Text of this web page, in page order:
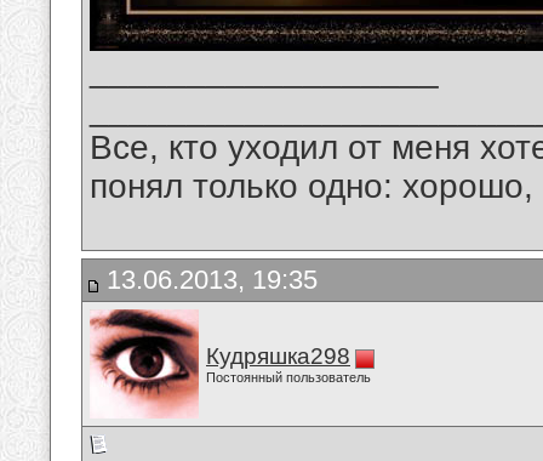
Все, кто уходил от меня
понял только одно:
13.06.2013, 19:35
Кудряшка298
Постоянный пользователь